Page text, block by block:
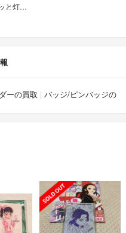
鬼滅の刃 プチッと灯ります フィギュア 冨岡義勇
ーの買取 バッジ/ピンバッジの